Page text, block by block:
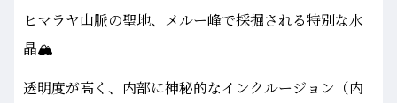
ヒマラヤ山脈の聖地、メルー峰で採掘される特別な水
晶🏔️
透明度が高く、内部に神秘的なインクルージョン（内